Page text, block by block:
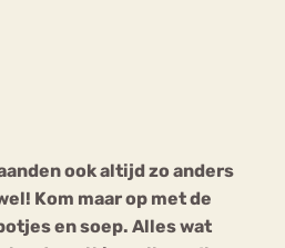
ook altijd zo anders
Kom maar op met de
en soep. Alles wat
Chat
Forum
Anorexia Nervosa